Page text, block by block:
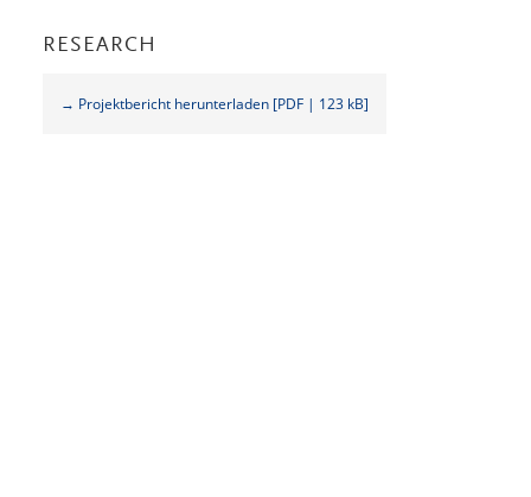
RESEARCH
→ Projektbericht herunterladen [PDF | 123 kB]